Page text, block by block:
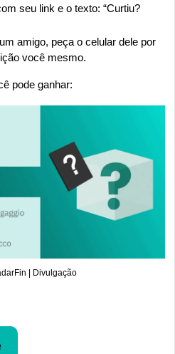
seu link e o texto: “Curtiu?
amigo, peça o celular dele por
você mesmo.
pode ganhar:
| Divulgação